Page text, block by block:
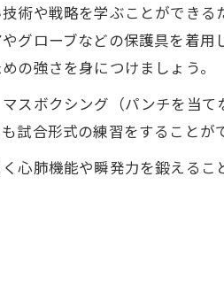
術や戦略を学ぶことができ
グローブなどの保護具を着
の強さを身につけましょう。
スボクシング（パンチを当
試合形式の練習をすることが
心肺機能や瞬発力を鍛えるこ